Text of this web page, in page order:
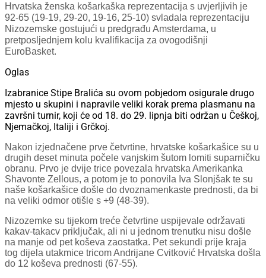
Hrvatska ženska košarkaška reprezentacija s uvjerljivih je
92-65 (19-19, 29-20, 19-16, 25-10) svladala reprezentaciju
Nizozemske gostujući u predgrađu Amsterdama, u
pretposljednjem kolu kvalifikacija za ovogodišnji
EuroBasket.
Oglas
Izabranice Stipe Bralića su ovom pobjedom osigurale drugo
mjesto u skupini i napravile veliki korak prema plasmanu na
završni turnir, koji će od 18. do 29. lipnja biti održan u Češkoj,
Njemačkoj, Italiji i Grčkoj.
Nakon izjednačene prve četvrtine, hrvatske košarkašice su u
drugih deset minuta počele vanjskim šutom lomiti suparničku
obranu. Prvo je dvije trice povezala hrvatska Amerikanka
Shavonte Zellous, a potom je to ponovila Iva Slonjšak te su
naše košarkašice došle do dvoznamenkaste prednosti, da bi
na veliki odmor otišle s +9 (48-39).
Nizozemke su tijekom treće četvrtine uspijevale održavati
kakav-takacv priključak, ali ni u jednom trenutku nisu došle
na manje od pet koševa zaostatka. Pet sekundi prije kraja
tog dijela utakmice tricom Andrijane Cvitković Hrvatska došla
do 12 koševa prednosti (67-55).